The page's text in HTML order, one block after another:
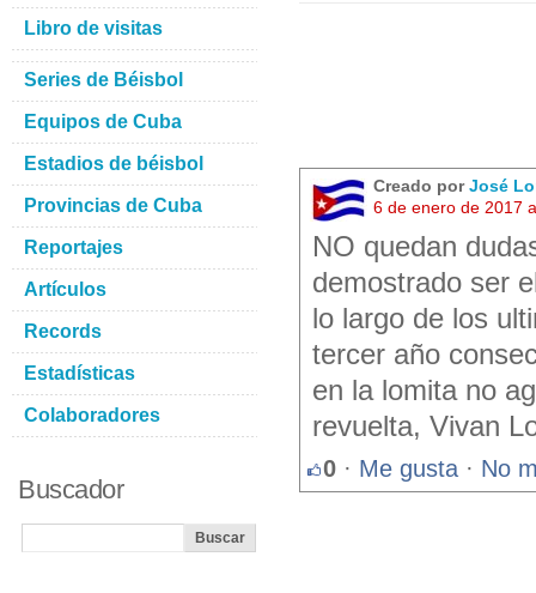
Creado porJosé
6 de enero de 2017
NO quedan
demostrado ser
lo largo de los
tercer año
en la lomita no
revuelta, Vivan
0 · Me gusta · No
Libro de visitas
Series de Béisbol
Equipos de Cuba
Estadios de béisbol
Provincias de Cuba
Reportajes
Artículos
Records
Estadísticas
Colaboradores
Buscador